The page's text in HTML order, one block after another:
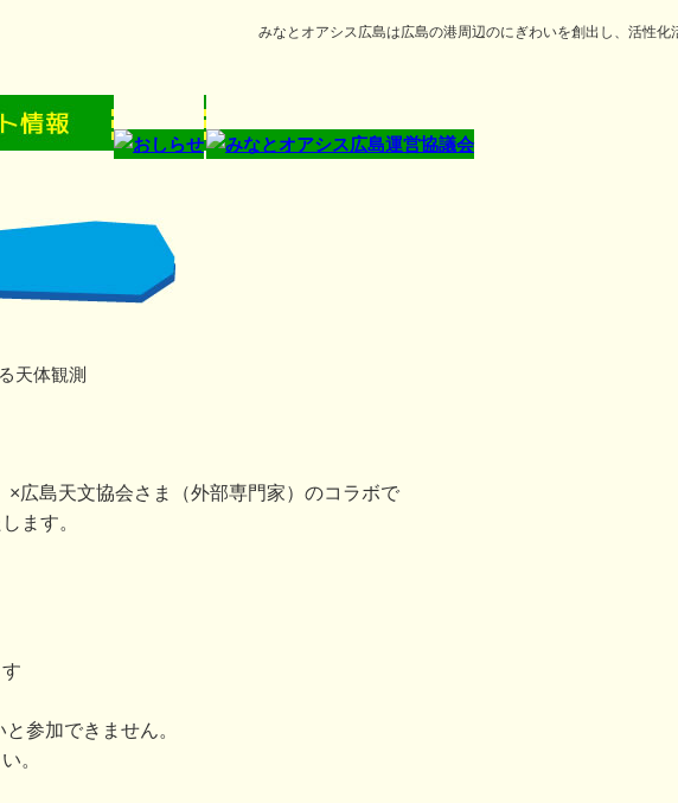
みなとオアシス広島は広島の港周辺のにぎわいを創出し、活性化
天体観測
広島天文協会さま（外部専門家）のコラボで
ます。
参加できません。
。